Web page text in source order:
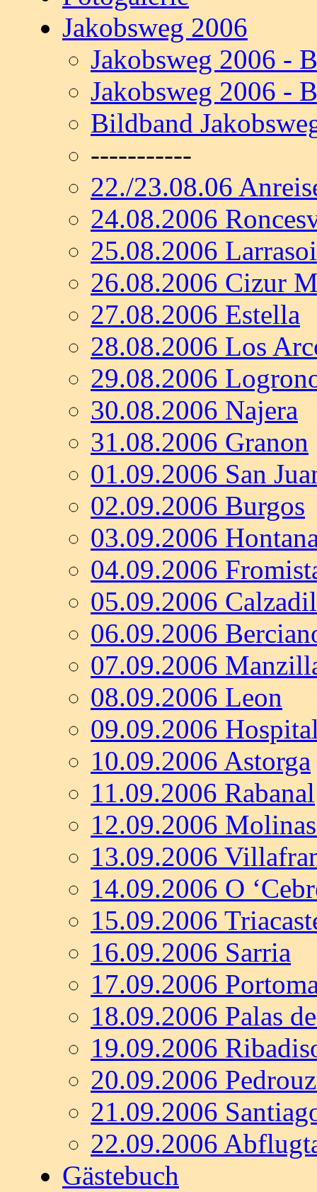
Jakobsweg 2006
Jakobsweg 2006 -
Jakobsweg 2006 -
Bildband
-----------
22./23.08.06
24.08.2006
25.08.2006
26.08.2006 Cizur
27.08.2006 Estella
28.08.2006 Los
29.08.2006
30.08.2006 Najera
31.08.2006 Granon
01.09.2006 San
02.09.2006 Burgos
03.09.2006
04.09.2006
05.09.2006
06.09.2006
07.09.2006
08.09.2006 Leon
09.09.2006
10.09.2006 Astorga
11.09.2006 Rabanal
12.09.2006
13.09.2006
14.09.2006 O
15.09.2006
16.09.2006 Sarria
17.09.2006
18.09.2006 Palas
19.09.2006
20.09.2006
21.09.2006
22.09.2006
Gästebuch